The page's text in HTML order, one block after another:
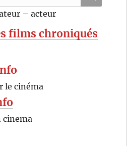
– acteur
films chroniqués
le cinéma
cinema